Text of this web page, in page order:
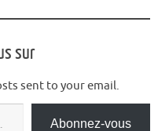
sur
sent to your email.
Abonnez-vous